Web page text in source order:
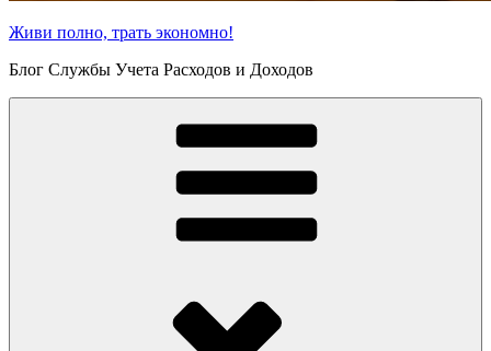
Живи полно, трать экономно!
Блог Службы Учета Расходов и Доходов